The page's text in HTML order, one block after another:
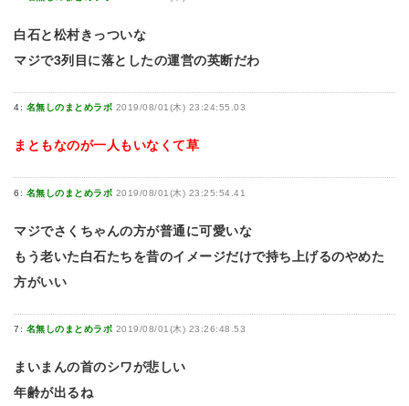
白石と松村きっついな
マジで3列目に落としたの運営の英断だわ
4: 名無しのまとめラボ 2019/08/01(木) 23:24:55.03
まともなのが一人もいなくて草
6: 名無しのまとめラボ 2019/08/01(木) 23:25:54.41
マジでさくちゃんの方が普通に可愛いな
もう老いた白石たちを昔のイメージだけで持ち上げるのやめた
方がいい
7: 名無しのまとめラボ 2019/08/01(木) 23:26:48.53
まいまんの首のシワが悲しい
年齢が出るね